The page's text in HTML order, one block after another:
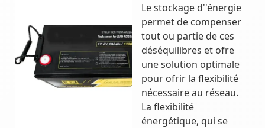
Le stockage d''énergie
permet de compenser
tout ou partie de ces
déséquilibres et ofre
une solution optimale
pour ofrir la flexibilité
nécessaire au réseau.
La flexibilité
énergétique, qui se